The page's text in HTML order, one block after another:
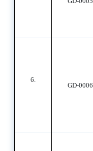
6.
GD-0006